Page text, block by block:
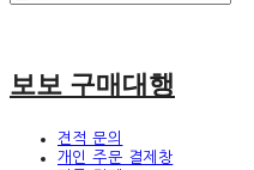
보보 구매대행
견적 문의
개인 주문 결제창